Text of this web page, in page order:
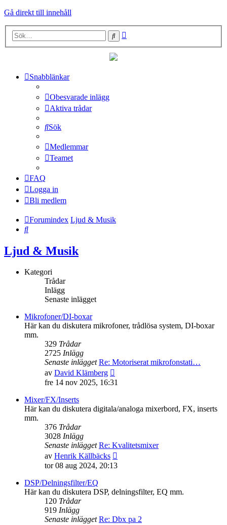
Gå direkt till innehåll
Sök
Snabblänkar
Obesvarade inlägg
Aktiva trådar
Sök
Medlemmar
Teamet
FAQ
Logga in
Bli medlem
Forumindex Ljud & Musik
Sök
Ljud & Musik
Kategori
Trådar
Inlägg
Senaste inlägget
Mikrofoner/DI-boxar
Här kan du diskutera mikrofoner, trådlösa system, DI-boxar
mm.
329 Trådar
2725 Inlägg
Senaste inlägget Re: Motoriserat mikrofonstati…
av David Klämberg
till
inlägget
fre 14 nov 2025, 16:31
Mixer/FX/Inserts
Här kan du diskutera digitala/analoga mixerbord, FX, inserts
mm.
376 Trådar
3028 Inlägg
Senaste inlägget Re: Kvalitetsmixer
av Henrik Källbäcks
inlägget
tor 08 aug 2024, 20:13
DSP/Delningsfilter/EQ
Här kan du diskutera DSP, delningsfilter, EQ mm.
120 Trådar
919 Inlägg
Senaste inlägget Re: Dbx pa 2